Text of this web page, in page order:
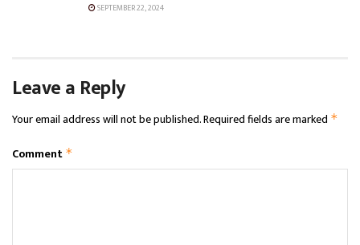
SEPTEMBER 22, 2024
Leave a Reply
Your email address will not be published.Required fields are marked *
Comment *